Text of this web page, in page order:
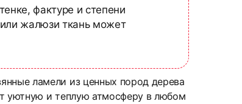
фактуре и степени
или жалюзи ткань может
ламели из ценных пород дерева
уютную и теплую атмосферу в любом